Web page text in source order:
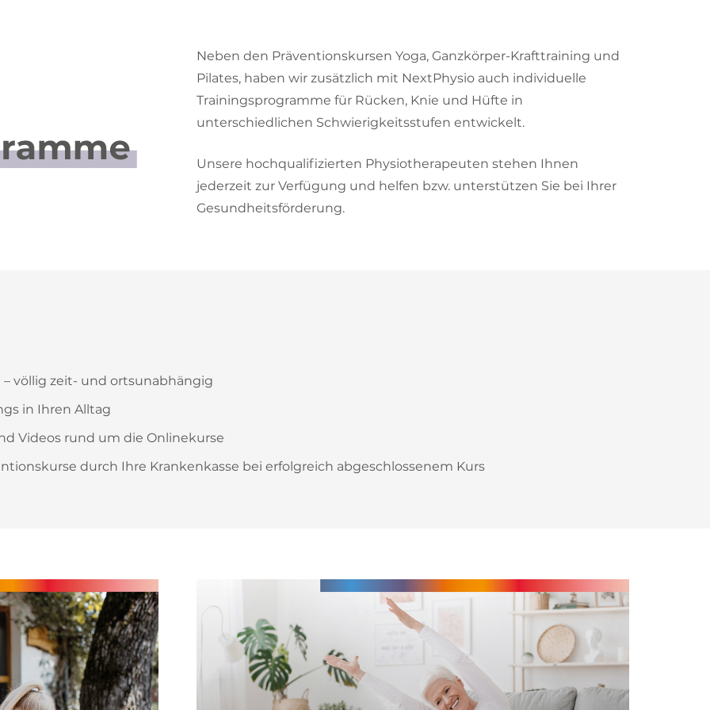
Neben den Präventionskursen Yoga, Ganzkörper-Krafttraining und
Pilates, haben wir zusätzlich mit NextPhysio auch individuelle
Trainingsprogramme für Rücken, Knie und Hüfte in
unterschiedlichen Schwierigkeitsstufen entwickelt.
Unsere hochqualifizierten Physiotherapeuten stehen Ihnen
jederzeit zur Verfügung und helfen bzw. unterstützen Sie bei Ihrer
Gesundheitsförderung.
völlig zeit- und ortsunabhängig
in Ihren Alltag
Videos rund um die Onlinekurse
durch Ihre Krankenkasse bei erfolgreich abgeschlossenem Kurs